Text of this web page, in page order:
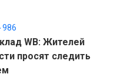
986
WB: Жителей
просят следить